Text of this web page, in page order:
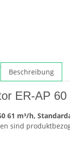
Beschreibung
ER-AP
61 m³/h,
sind